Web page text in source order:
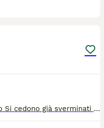
Vendo cuccioli di gatto persiano Si cedono già sverminati con prima vaccinazione fatta e libretto sanitario Sono già abituati alla lettiera e a mangiare da soli Il prezzo è trattabile